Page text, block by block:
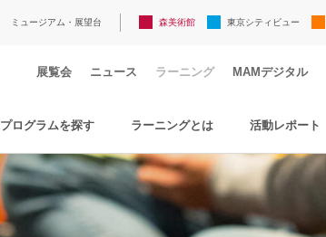
ミュージアム・展望台 森美術館 東京シティビュー
展覧会 ニュース ラーニング MAMデジタル
プログラムを探す ラーニングとは 活動レポート